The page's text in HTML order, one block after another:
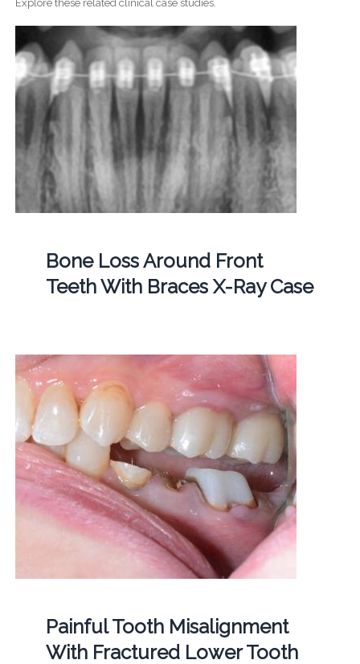
Explore these related clinical case studies.
Bone Loss Around Front
Teeth With Braces X-Ray Case
Painful Tooth Misalignment
With Fractured Lower Tooth